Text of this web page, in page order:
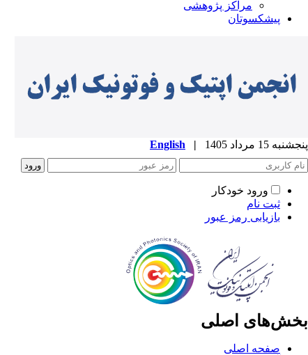
مراکز پژوهشی
پیشکسوتان
پنجشنبه 15 مرداد 1405 |
English
ورود خودکار
ثبت نام
بازیابی رمز عبور
بخش‌های اصلی
صفحه اصلی